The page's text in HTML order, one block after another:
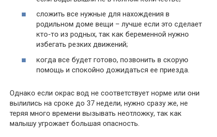
сложить все нужные для нахождения в
родильном доме вещи – лучше если это сделает
кто-то из родных, так как беременной нужно
избегать резких движений;
когда все будет готово, позвонить в скорую
помощь и спокойно дожидаться ее приезда.
Однако если окрас вод не соответствует норме или они
вылились на сроке до 37 недели, нужно сразу же, не
теряя много времени вызывать неотложку, так как
малышу угрожает большая опасность.